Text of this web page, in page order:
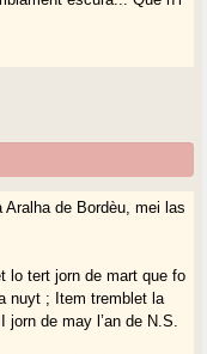
Aralha de Bordèu, mei las
lo tert jorn de mart que fo
nuyt ; Item tremblet la
de may l’an de N.S.